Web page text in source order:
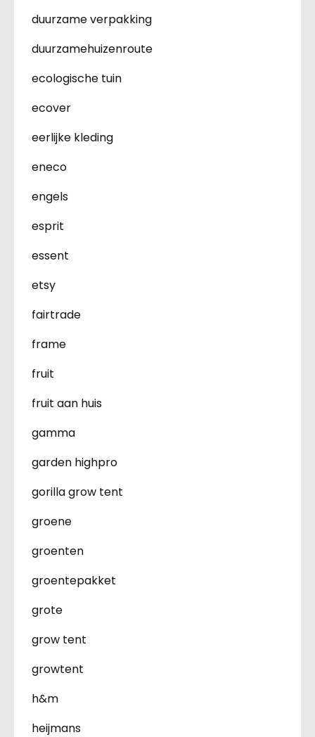
duurzame verpakking
duurzamehuizenroute
ecologische tuin
ecover
eerlijke kleding
eneco
engels
esprit
essent
etsy
fairtrade
frame
fruit
fruit aan huis
gamma
garden highpro
gorilla grow tent
groene
groenten
groentepakket
grote
grow tent
growtent
h&m
heijmans